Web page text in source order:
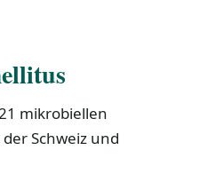
mikrobiellen
Schweiz und